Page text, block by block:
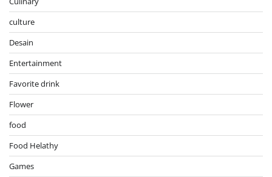
culture
Desain
Entertainment
Favorite drink
Flower
food
Food Helathy
Games